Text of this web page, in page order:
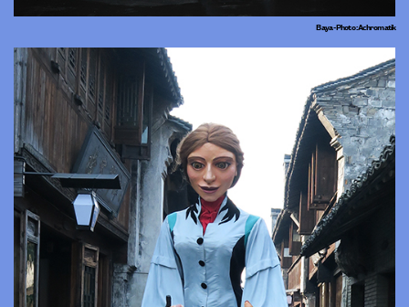
Baya - Photo : Achromatik